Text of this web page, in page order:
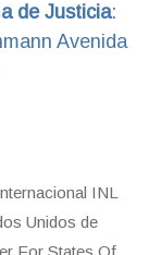
de Justicia:
Avenida
INL
Unidos de